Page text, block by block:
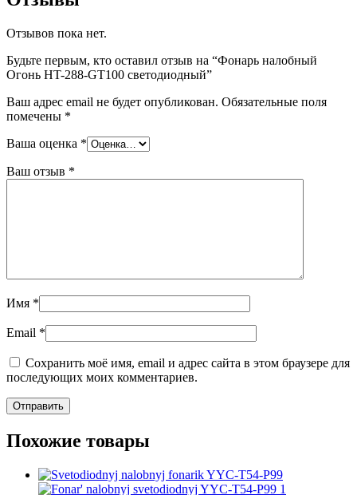
Отзывов пока нет.
Будьте первым, кто оставил отзыв на “Фонарь налобный
Огонь HT-288-GT100 светодиодный”
Ваш адрес email не будет опубликован. Обязательные поля
помечены *
Ваша оценка *
Ваш отзыв *
Имя *
Email *
Сохранить моё имя, email и адрес сайта в этом браузере для
последующих моих комментариев.
Похожие товары